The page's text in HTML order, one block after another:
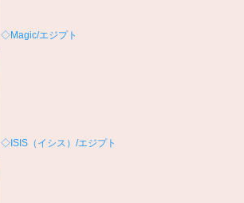
◇Magic/エジプト
◇ISIS（イシス）/エジプト